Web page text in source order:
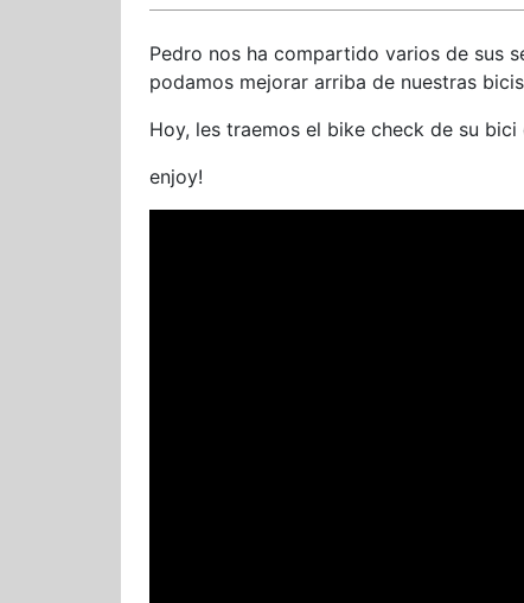
Pedro nos ha compartido varios de sus
podamos mejorar arriba de nuestras
Hoy, les traemos el bike check de su
enjoy!